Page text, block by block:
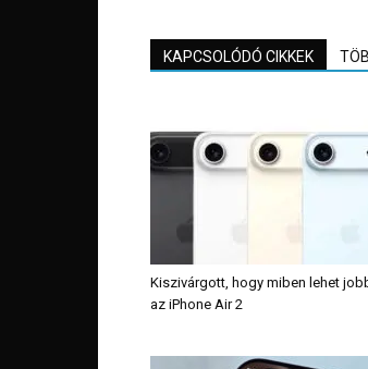
KAPCSOLÓDÓ CIKKEK
Kiszivárgott, hogy miben lehet
az iPhone Air 2